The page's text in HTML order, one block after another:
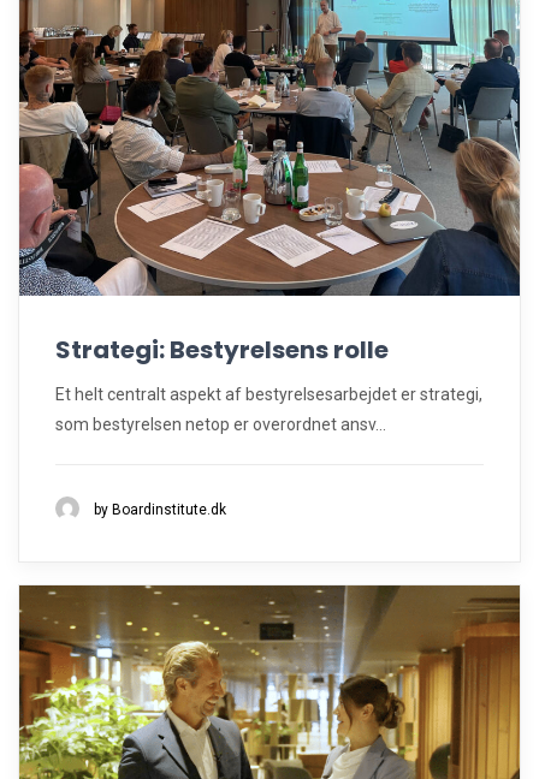
Strategi: Bestyrelsens rolle
Et helt centralt aspekt af bestyrelsesarbejdet er strategi,
som bestyrelsen netop er overordnet ansv...
by Boardinstitute.dk